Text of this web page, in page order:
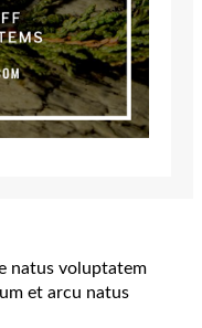
natus voluptatem
et arcu natus